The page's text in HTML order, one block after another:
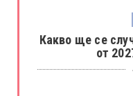
Какво ще се
от